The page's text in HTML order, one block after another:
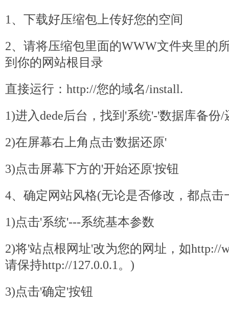
1、下载好压缩包上传好您的空间
2、请将压缩包里面的WWW文件夹里的
到你的网站根目录
直接运行：http://您的域名/install.
1)进入 dede后台，找到'系统'-'数据库备份/
2)在屏幕右上角点击'数据还原'
3)点击屏幕下方的'开始还原'按钮
4、确定网站风格(无论是否修改，都点击
1)点击'系统'---系统基本参数
2)将'站点根网址'改为您的网址，如http://
请保持http://127.0.0.1。)
3)点击'确定'按钮